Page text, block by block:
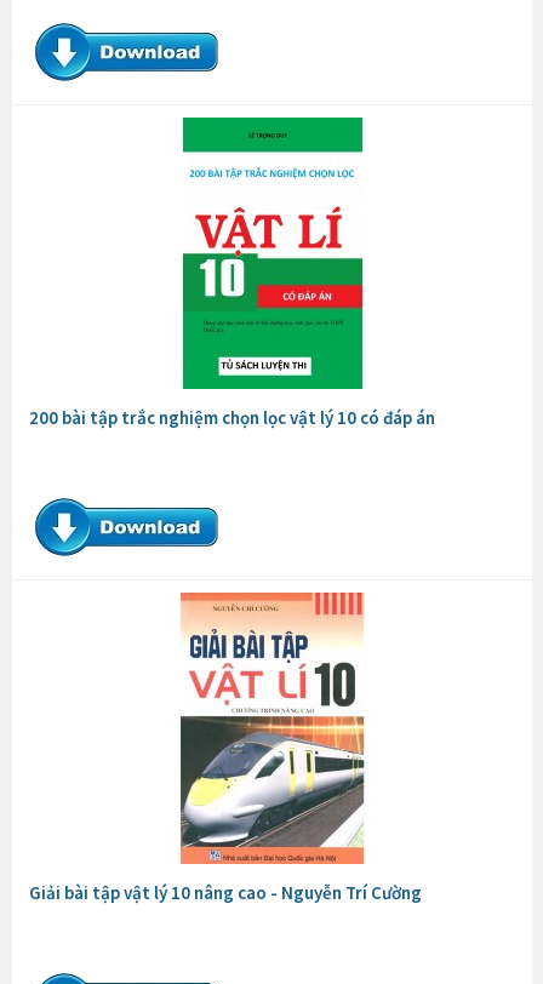
200 bài tập trắc nghiệm chọn lọc vật lý 10 có đáp án
Giải bài tập vật lý 10 nâng cao - Nguyễn Trí Cường